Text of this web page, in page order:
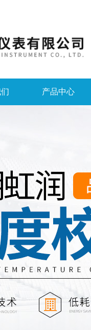
产品中心